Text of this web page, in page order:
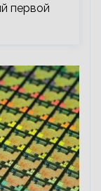
первой